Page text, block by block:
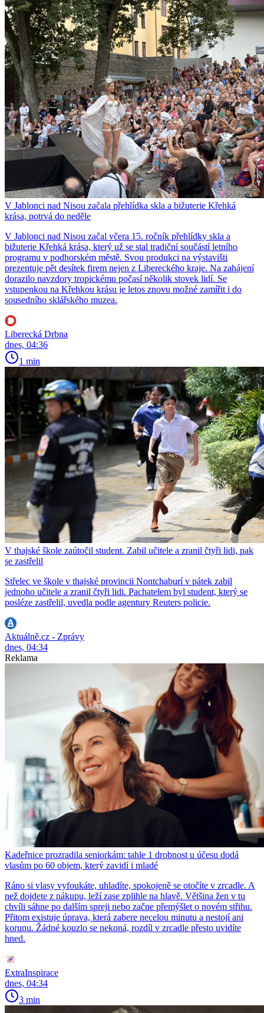
V Jablonci nad Nisou začala přehlídka skla a bižuterie Křehká
krása, potrvá do neděle
V Jablonci nad Nisou začal včera 15. ročník přehlídky skla a
bižuterie Křehká krása, který už se stal tradiční součástí letního
programu v podhorském městě. Svou produkci na výstavišti
prezentuje pět desítek firem nejen z Libereckého kraje. Na zahájení
dorazilo navzdory tropickému počasí několik stovek lidí. Se
vstupenkou na Křehkou krásu je letos znovu možné zamířit i do
sousedního sklářského muzea.
Liberecká Drbna
dnes, 04:36
1 min
V thajské škole zaútočil student. Zabil učitele a zranil čtyři lidi, pak
se zastřelil
Střelec ve škole v thajské provincii Nontchaburí v pátek zabil
jednoho učitele a zranil čtyři lidi. Pachatelem byl student, který se
posléze zastřelil, uvedla podle agentury Reuters policie.
Aktuálně.cz - Zprávy
dnes, 04:34
Reklama
Kadeřnice prozradila seniorkám: tahle 1 drobnost u účesu dodá
vlasům po 60 objem, který zavidí i mladé
Ráno si vlasy vyfoukáte, uhladíte, spokojeně se otočíte v zrcadle. A
než dojdete z nákupu, leží zase zplihle na hlavě. Většina žen v tu
chvíli sáhne po dalším spreji nebo začne přemýšlet o novém střihu.
Přitom existuje úprava, která zabere necelou minutu a nestojí ani
korunu. Žádné kouzlo se nekoná, rozdíl v zrcadle přesto uvidíte
hned.
ExtraInspirace
dnes, 04:34
3 min